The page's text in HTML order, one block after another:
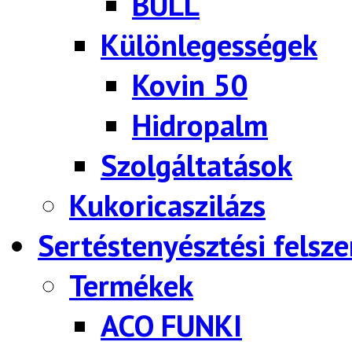
Különlegességek
Kovin 50
Hidropalm
Szolgáltatások
Kukoricaszilázs
Sertéstenyésztési
Termékek
ACO FUNKI